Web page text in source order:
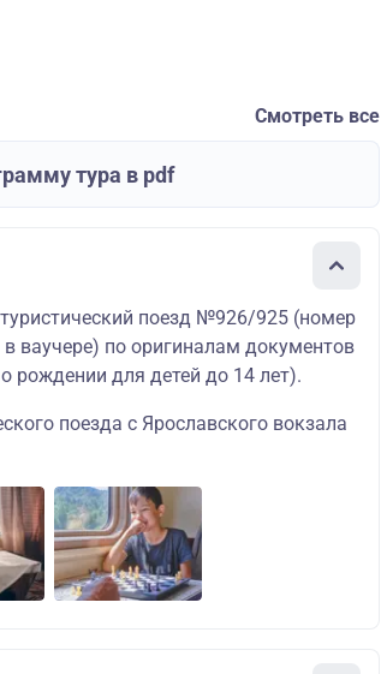
Смотреть все
тура в pdf
поезд №926/925 (номер
ваучере) по оригиналам документов
рождении для детей до 14 лет).
поезда с Ярославского вокзала